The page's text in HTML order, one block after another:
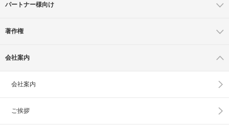
パートナー様向け
著作権
会社案内
会社案内
ご挨拶